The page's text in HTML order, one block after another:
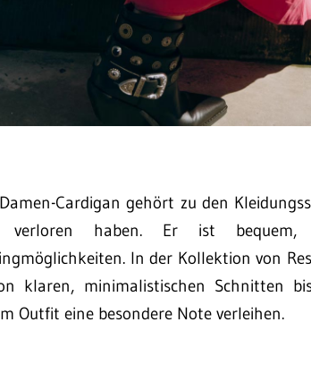
Cardigan gehört zu den
verloren haben. Er ist bequem,
In der Kollektion von
klaren, minimalistischen Schnitten
Outfit eine besondere Note verleihen.